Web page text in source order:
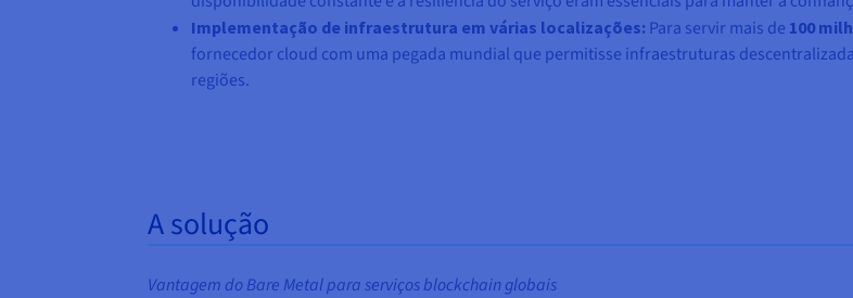
Implementação de infraestrutura em várias localizações: Para servir mais de 100
fornecedor cloud com uma pegada mundial que permitisse infraestruturas
regiões.
A solução
Vantagem do Bare Metal para serviços blockchain globais